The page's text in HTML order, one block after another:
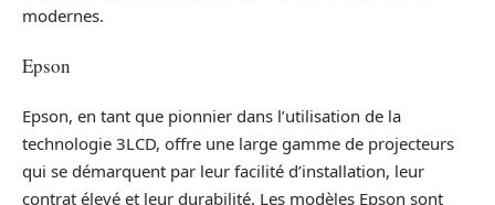
modernes.
Epson
Epson, en tant que pionnier dans l’utilisation de la
technologie 3LCD, offre une large gamme de projecteurs
qui se démarquent par leur facilité d’installation, leur
contrat élevé et leur durabilité. Les modèles Epson sont